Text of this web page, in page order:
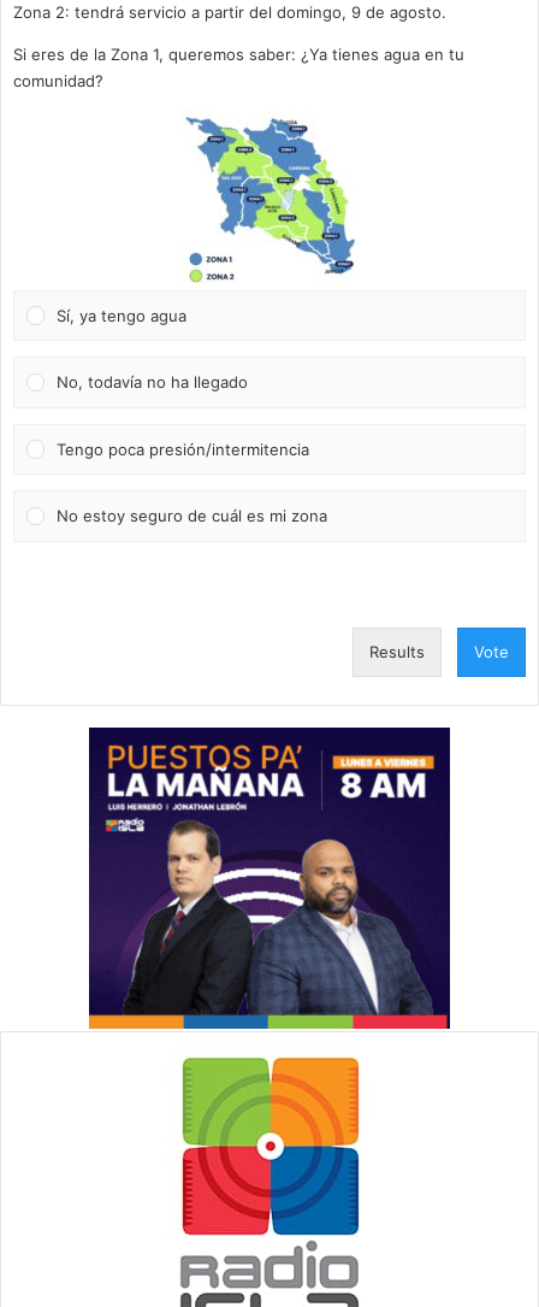
Zona 2: tendrá servicio a partir del domingo, 9 de agosto.
Si eres de la Zona 1, queremos saber: ¿Ya tienes agua en tu
comunidad?
Sí, ya tengo agua
No, todavía no ha llegado
Tengo poca presión/intermitencia
No estoy seguro de cuál es mi zona
Results Vote